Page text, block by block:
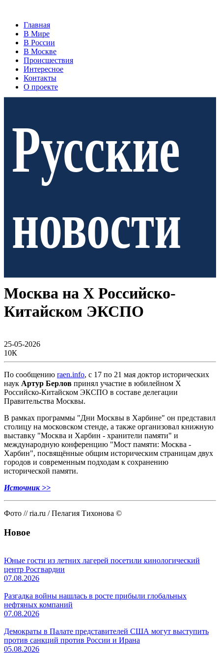
Главная
В Мире
В России
В Москве
Происшествия
Интересное
Контакты
О проекте
Русские
новости
Москва на X Российско-
Китайском ЭКСПО
25-05-2026
10К
По сообщению raen.info, с 17 по 21 мая доктор исторических
наук Артур Берлов принял участие в юбилейном X
Российско-Китайском ЭКСПО в составе делегации
Правительства Москвы.
В рамках программы "Дни Москвы в Харбине" он представил
столицу на московском стенде, а также организовал книжную
выставку "Москва и Харбин - хранители памяти" и
международную конференцию "Мост памяти: Москва -
Харбин", посвящённые общим историческим страницам двух
городов и современным подходам к сохранению
исторической памяти.
Источник >>
Фото // ria.ru / Пелагия Тихонова ©
Новое
Юные гости из летних лагерей посетили кинологический
центр Росгвардии
07.08.2026
Разгадка войны нашлась в росте прибыли глобальных
нефтяных компаний
07.08.2026
Демократы в Палате представителей США могут выступить
против санкций против России и Ирана
05.08.2026